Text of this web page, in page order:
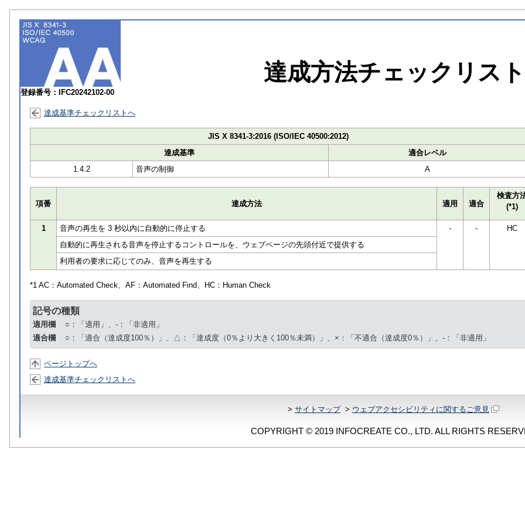
登録番号：IFC20242102-00
達成方法チェックリスト
達成基準チェックリストへ
JIS X 8341-3:2016 (ISO/IEC 40500:2012)
達成基準
適合レベル
1.4.2
音声の制御 A
項番 達成方法 適用 適合
検査方
(*1)
1 音声の再生を 3 秒以内に自動的に停止する - -
HC
自動的に再生される音声を停止するコントロールを、ウェブページの先頭付近で提供する
利用者の要求に応じてのみ、音声を再生する
*1 AC： Automated Check、AF： Automated Find、HC： Human Check
記号の種類
適用欄
○：「適用」、-：「非適用」
適合欄
○：「適合（達成度100％）」、△：「達成度（0％より大きく100％未満）」、×：「不適合（達成度0％）」、-：「非適用」
ページトップへ
達成基準チェックリストへ
> サイトマップ> ウェブアクセシビリティに関するご意見
COPYRIGHT © 2019 INFOCREATE CO., LTD. ALL RIGHTS